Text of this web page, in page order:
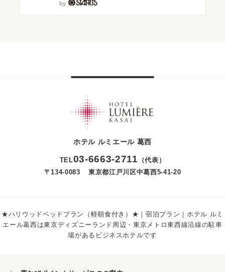
★ハリウッドベッドプラン（軽朝食付き）★｜宿泊プラン｜ホテル ルミ
エール葛西は東京ディズニーランド周辺・東京メトロ東西線沿線の駐車
場があるビジネスホテルです
ホテル ルミエール 葛西
TEL03-6663-2711
（代表）
〒134-0083
東京都江戸川区中葛西5-41-20